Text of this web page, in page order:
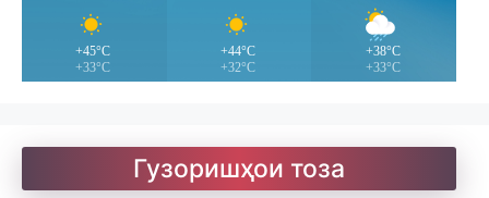
+45°C
+33°C
+44°C
+32°C
+38°C
+33°C
Гузоришҳои тоза